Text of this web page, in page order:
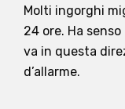
Molti ingorghi
24 ore. Ha
va in questa
d’allarme.